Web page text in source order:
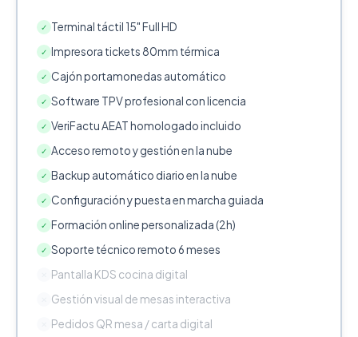
✓ Terminal táctil 15" Full HD
✓ Impresora tickets 80mm térmica
✓ Cajón portamonedas automático
✓ Software TPV profesional con licencia
✓ VeriFactu AEAT homologado incluido
✓ Acceso remoto y gestión en la nube
✓ Backup automático diario en la nube
✓ Configuración y puesta en marcha guiada
✓ Formación online personalizada (2h)
✓ Soporte técnico remoto 6 meses
Pantalla KDS cocina digital
Gestión visual de mesas interactiva
Pedidos QR mesa / carta digital